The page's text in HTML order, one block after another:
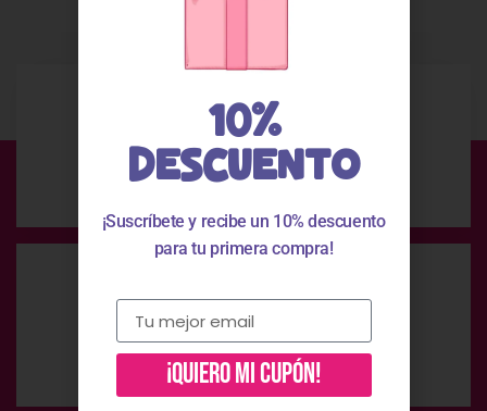
Envío Gratis
En compras superiores a 49 €
Pago Seguro
Pago 100% seguro
10%
DESCUENTO
¡Suscríbete y recibe un 10% descuento
para tu primera compra!
¡QUIERO MI CUPÓN!